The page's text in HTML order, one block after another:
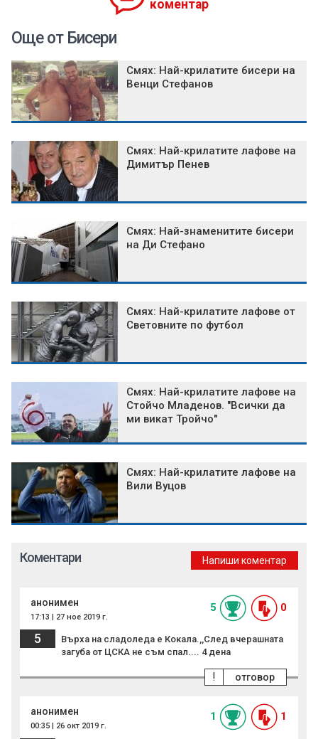
коментар
Още от Бисери
Смях: Най-крилатите бисери на
Венци Стефанов
Смях: Най-крилатите лафове на
Димитър Пенев
Смях: Най-знаменитите бисери
на Ди Стефано
Смях: Най-крилатите лафове от
Световните по футбол
Смях: Най-крилатите лафове на
Стойчо Младенов. "Всички да
ми викат Тройчо"
Смях: Най-крилатите лафове на
Вили Вуцов
Коментари Напиши коментар
анонимен
17:13 | 27 ное 2019 г.
5 0
5
Върха на сладоледа е Кокала.,,След вчерашната
загуба от ЦСКА не съм спал.... 4 дена
отговор
!
анонимен
00:35 | 26 окт 2019 г.
1 1